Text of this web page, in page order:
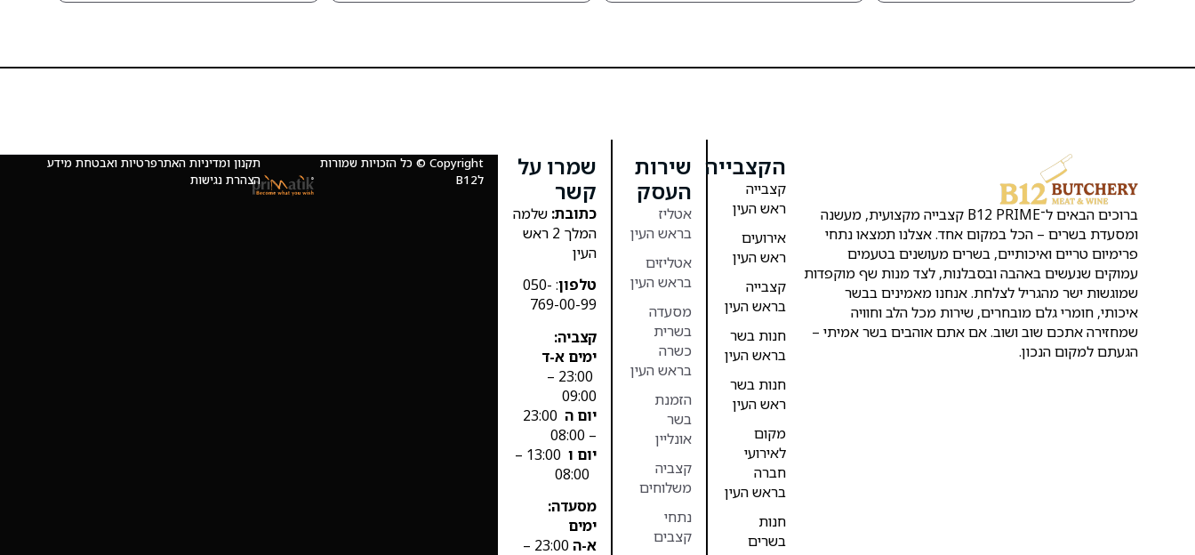
ברוכים הבאים ל־B12 PRIME קצבייה מקצועית, מעשנה
ומסעדת בשרים – הכל במקום אחד. אצלנו תמצאו נתחי
פרימיום טריים ואיכותיים, בשרים מעושנים בטעמים
עמוקים שנעשים באהבה ובסבלנות, לצד מנות שף מוקפדות
שמוגשות ישר מהגריל לצלחת. אנחנו מאמינים בבשר
איכותי, חומרי גלם מובחרים, שירות מכל הלב וחוויה
שמחזירה אתכם שוב ושוב. אם אתם אוהבים בשר אמיתי –
הגעתם למקום הנכון.
הקצבייה
קצבייה
ראש העין
אירועים
ראש העין
קצבייה
בראש העין
חנות בשר
בראש העין
חנות בשר
ראש העין
מקום
לאירועי
חברה
בראש העין
חנות
בשרים
שירות
העסק
אטליז
בראש העין
אטליזים
בראש העין
מסעדה
בשרית
כשרה
בראש העין
הזמנת
בשר
אונליין
קצביה
משלוחים
נתחי
קצבים
שמרו על
קשר
כתובת: שלמה
המלך 2 ראש
העין
טלפון : 050-
769-00-99
קצביה:
ימים א-ד
23:00 –
09:00
יום ה 23:00
– 08:00
יום ו
13:00 –
מסעדה:
ימים
א-ה
23:00 –
Copyright © כל הזכויות שמורות
לB12
תקנון ומדיניות האתרפרטיות ואבטחת מידע
הצהרת נגישות